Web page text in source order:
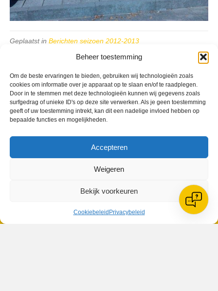
Beheer toestemming
Om de beste ervaringen te bieden, gebruiken wij technologieën zoals
cookies om informatie over je apparaat op te slaan en/of te raadplegen.
Door in te stemmen met deze technologieën kunnen wij gegevens zoals
surfgedrag of unieke ID's op deze site verwerken. Als je geen toestemming
geeft of uw toestemming intrekt, kan dit een nadelige invloed hebben op
bepaalde functies en mogelijkheden.
Accepteren
Weigeren
Bekijk voorkeuren
Cookiebeleid Privacybeleid
Geplaatst in Berichten seizoen 2012-2013
VV Reiger Boys
De Wending, Lotte Beesedijk 1
1705 NA Heerhugowaard
Belangrijke gegevens